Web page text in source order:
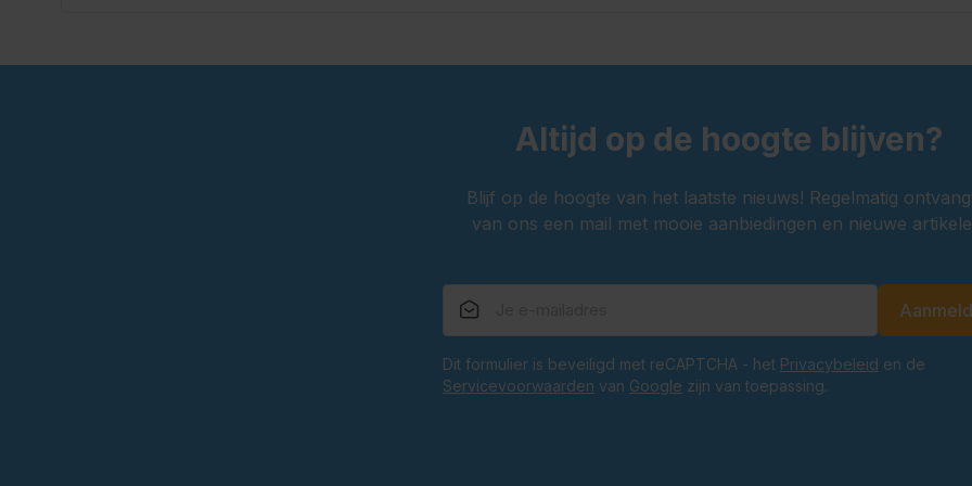
Altijd op de hoogte blijven?
Blijf op de hoogte van het laatste nieuws! Regelmatig
van ons een mail met mooie aanbiedingen en nieuwe
Dit formulier is beveiligd met reCAPTCHA - het Privacybeleid en de
Servicevoorwaarden van Google zijn van toepassing.